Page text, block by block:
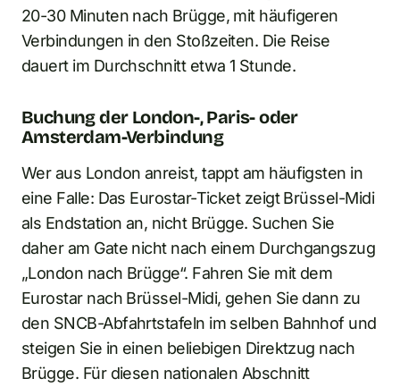
20-30 Minuten nach Brügge, mit häufigeren
Verbindungen in den Stoßzeiten. Die Reise
dauert im Durchschnitt etwa 1 Stunde.
Buchung der London-, Paris- oder
Amsterdam-Verbindung
Wer aus London anreist, tappt am häufigsten in
eine Falle: Das Eurostar-Ticket zeigt Brüssel-Midi
als Endstation an, nicht Brügge. Suchen Sie
daher am Gate nicht nach einem Durchgangszug
„London nach Brügge“. Fahren Sie mit dem
Eurostar nach Brüssel-Midi, gehen Sie dann zu
den SNCB-Abfahrtstafeln im selben Bahnhof und
steigen Sie in einen beliebigen Direktzug nach
Brügge. Für diesen nationalen Abschnitt